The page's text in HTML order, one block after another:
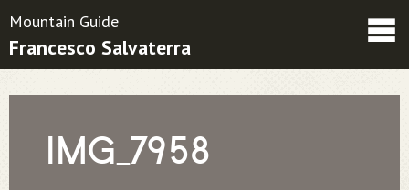
Friends
Mountain Guide
Francesco Salvaterra
IMG_7958